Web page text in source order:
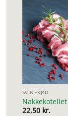
SVINEKØD
Nakkekotellet
22,50 kr.